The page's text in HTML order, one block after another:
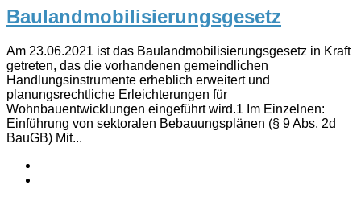
Baulandmobilisierungsgesetz
Am 23.06.2021 ist das Baulandmobilisierungsgesetz in Kraft
getreten, das die vorhandenen gemeindlichen
Handlungsinstrumente erheblich erweitert und
planungsrechtliche Erleichterungen für
Wohnbauentwicklungen eingeführt wird.1 Im Einzelnen:
Einführung von sektoralen Bebauungsplänen (§ 9 Abs. 2d
BauGB) Mit...